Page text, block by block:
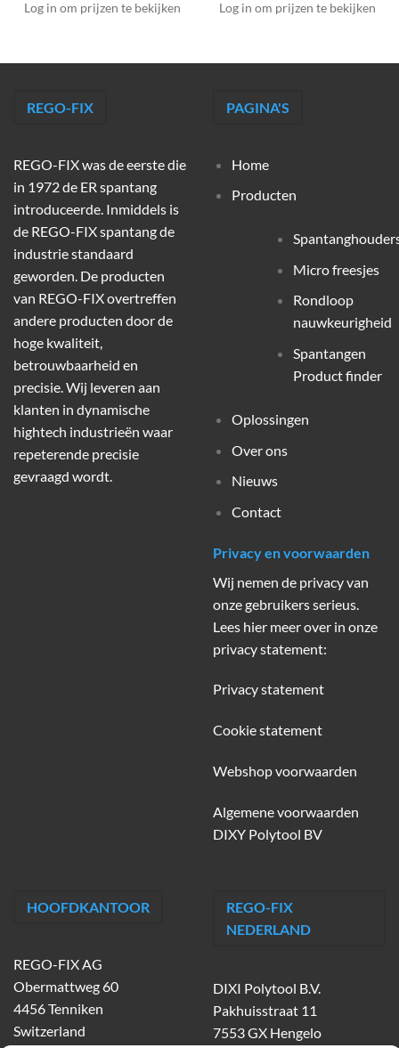
Log in om prijzen te bekijken
Log in om prijzen te bekijken
REGO-FIX
REGO-FIX was de eerste die
in 1972 de ER spantang
introduceerde. Inmiddels is
de REGO-FIX spantang de
industrie standaard
geworden. De producten
van REGO-FIX overtreffen
andere producten door de
hoge kwaliteit,
betrouwbaarheid en
precisie. Wij leveren aan
klanten in dynamische
hightech industrieën waar
repeterende precisie
gevraagd wordt.
PAGINA'S
Home
Producten
Micro freesjes
Rondloop
nauwkeurigheid
Spantangen
Product finder
Oplossingen
Over ons
Nieuws
Contact
Privacy en voorwaarden
Wij nemen de privacy van
onze gebruikers serieus.
Lees hier meer over in onze
privacy statement:
Privacy statement
Cookie statement
Webshop voorwaarden
Algemene voorwaarden
DIXY Polytool BV
HOOFDKANTOOR
REGO-FIX AG
Obermattweg 60
4456 Tenniken
Switzerland
REGO-FIX
NEDERLAND
DIXI Polytool B.V.
Pakhuisstraat 11
7553 GX Hengelo